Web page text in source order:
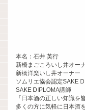
本名：石井 英行
新橋まごころいし井オー
新橋洋楽いし井オーナー
ソムリエ協会認定SAKE
SAKE DIPLOMA講師
「日本酒の正しい知識を
多くの方に気軽に日本酒